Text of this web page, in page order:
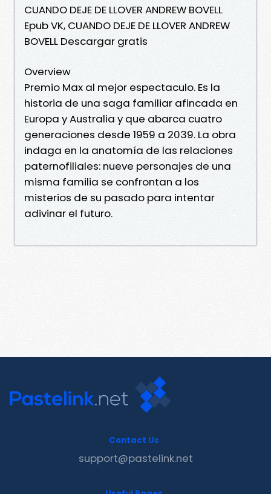
CUANDO DEJE DE LLOVER ANDREW BOVELL
Epub VK, CUANDO DEJE DE LLOVER ANDREW
BOVELL Descargar gratis
Overview
Premio Max al mejor espectaculo. Es la
historia de una saga familiar afincada en
Europa y Australia y que abarca cuatro
generaciones desde 1959 a 2039. La obra
indaga en la anatomía de las relaciones
paternofiliales: nueve personajes de una
misma familia se confrontan a los
misterios de su pasado para intentar
adivinar el futuro.
Contact Us
support@pastelink.net